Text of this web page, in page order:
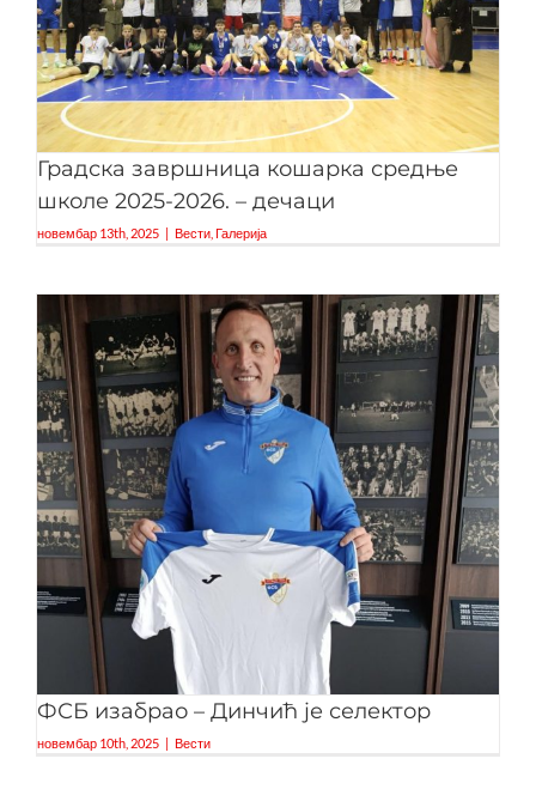
Градска завршница кошарка средње
школе 2025-2026. – дечаци
новембар 13th, 2025 | Вести, Галерија
ФСБ изабрао – Динчић је селектор
новембар 10th, 2025 Вести